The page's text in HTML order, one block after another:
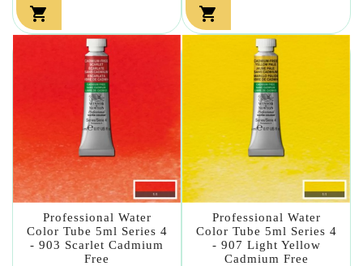
 
Professional Water
Color Tube 5ml Series 4
- 903 Scarlet Cadmium
Free
Professional Water
Color Tube 5ml Series 4
- 907 Light Yellow
Cadmium Free